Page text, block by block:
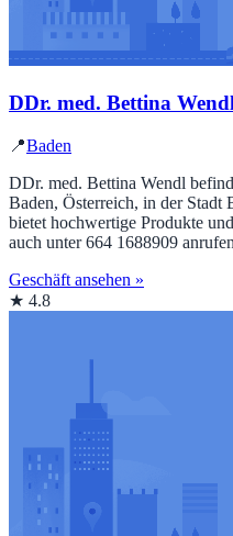
DDr. med. Bettina Wendl
📍Baden
DDr. med. Bettina Wendl
Baden, Österreich, in der Stadt
bietet hochwertige Produkte
auch unter 664 1688909
Geschäft ansehen »
★ 4.8